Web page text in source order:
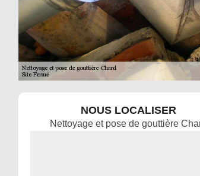
NOUS LOCALISER
Nettoyage et pose de gouttière